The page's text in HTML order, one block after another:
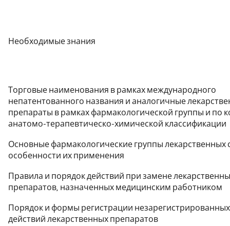
Необходимые знания
Торговые наименования в рамках международного
непатентованного названия и аналогичные
препараты в рамках фармакологической группы и по
анатомо-терапевтическо-химической классификации
Основные фармакологические группы лекарственных
особенности их применения
Правила и порядок действий при замене
препаратов, назначенных медицинским работником
Порядок и формы регистрации
действий лекарственных препаратов